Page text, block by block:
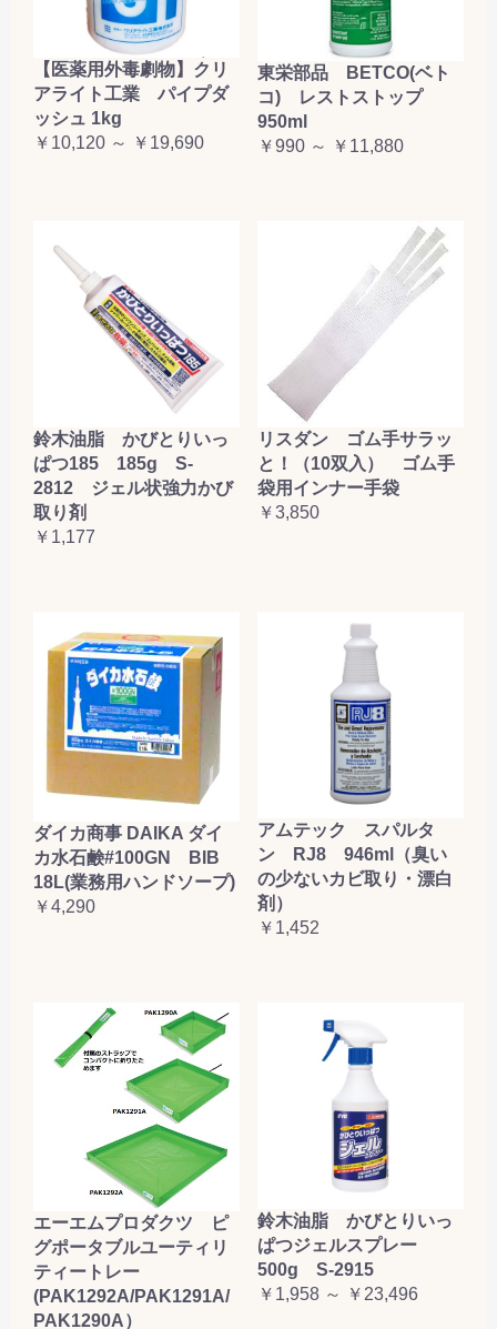
【医薬用外毒劇物】クリ
アライト工業 パイプダ
ッシュ 1kg
￥10,120 ～ ￥19,690
東栄部品 BETCO(ベト
コ) レストストップ
950ml
￥990 ～ ￥11,880
鈴木油脂 かびとりいっ
ぱつ185 185g S-
2812 ジェル状強力かび
取り剤
￥1,177
リスダン ゴム手サラッ
と！（10双入） ゴム手
袋用インナー手袋
￥3,850
ダイカ商事 DAIKA ダイ
カ水石鹸#100GN BIB
18L(業務用ハンドソープ)
￥4,290
アムテック スパルタ
ン RJ8 946ml（臭い
の少ないカビ取り・漂白
剤）
￥1,452
エーエムプロダクツ ピ
グポータブルユーティリ
ティートレー
(PAK1292A/PAK1291A/
PAK1290A）
鈴木油脂 かびとりいっ
ぱつジェルスプレー
500g S-2915
￥1,958 ～ ￥23,496